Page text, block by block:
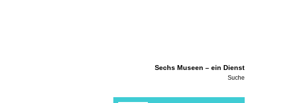
Sechs Museen – ein Dienst
Suche